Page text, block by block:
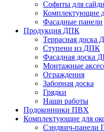
Софиты для
Комплектующие
Фасадные панели
Продукция ДПК
Террасная доска
Ступени из ДПК
Фасадная доска
Монтажные
Ограждения
Заборная доска
Грядки
Наши работы
Подоконники ПВХ
Комплектующие для
Сэндвич-панели